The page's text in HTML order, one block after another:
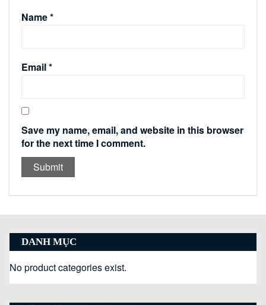
Name*
Email*
Save my name, email, and website in this browser
for the next time I comment.
DANH MỤC
No product categories exist.